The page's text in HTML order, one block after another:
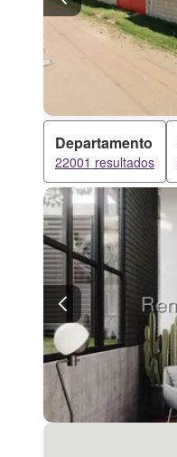
Departamento
22001 resultados